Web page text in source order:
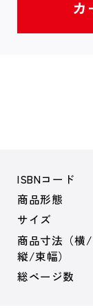
ISBNコード
商品形態
サイズ
商品寸法（横/
縦/束幅）
総ページ数